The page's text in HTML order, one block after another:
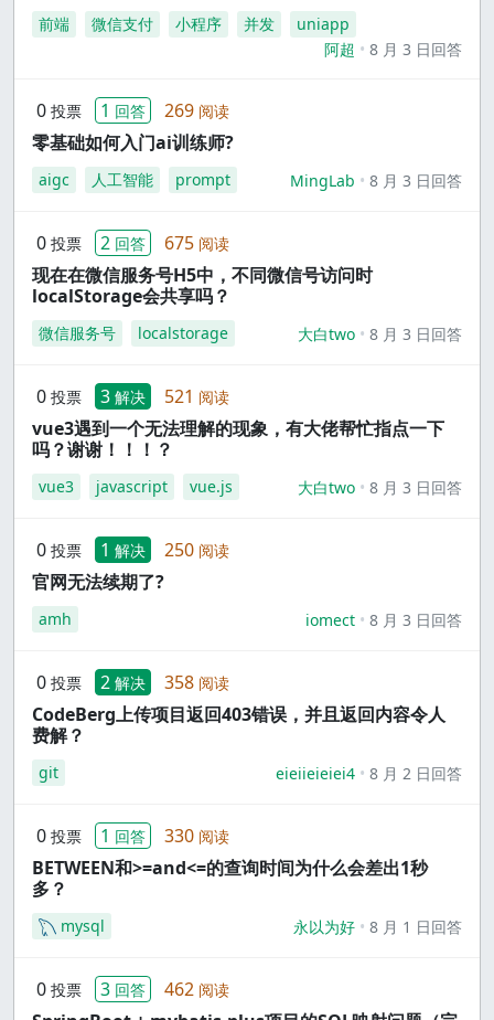
前端 微信支付 小程序 并发
uniapp
阿超
8 月 3 日回答
0 投票 1 回答 269 阅读
零基础如何入门ai训练师?
aigc 人工智能 prompt MingLab 8 月 3 日回答
0 投票 2 回答 675 阅读
现在在微信服务号H5中，不同微信号访问时
localStorage会共享吗？
微信服务号 localstorage 大白two 8 月 3 日回答
0 投票 3 解决 521 阅读
vue3遇到一个无法理解的现象，有大佬帮忙指点一下
吗？谢谢！！！？
vue3 javascript vue.js 大白two 8 月 3 日回答
0 投票 1 解决 250 阅读
官网无法续期了?
amh iomect 8 月 3 日回答
0 投票 2 解决 358 阅读
CodeBerg上传项目返回403错误，并且返回内容令人
费解？
git eieiieieiei4 8 月 2 日回答
0 投票 1 回答 330 阅读
BETWEEN和>=and<=的查询时间为什么会差出1秒
多？
mysql 永以为好 8 月 1 日回答
0 投票 3 回答 462 阅读